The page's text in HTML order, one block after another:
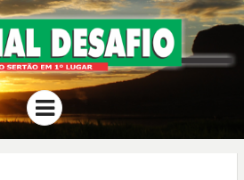
JORNAL
DESAFIO
O Sertão em 1º Lugar
Menu